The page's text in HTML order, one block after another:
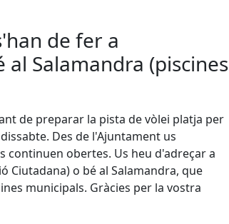
de fer a
Salamandra (piscines
de preparar la pista de vòlei platja per
Des de l'Ajuntament us
continuen obertes. Us heu d'adreçar a
Ciutadana) o bé al Salamandra, que
municipals. Gràcies per la vostra